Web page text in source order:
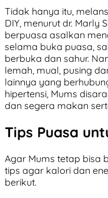
Tidak hanya itu,
DIY, menurut dr. Marly
berpuasa asalkan
selama buka puasa,
berbuka dan sahur.
lemah, mual, pusing
lainnya yang
hipertensi, Mums
dan segera makan
Tips Puasa
Agar Mums tetap bisa
tips agar kalori dan
berikut.